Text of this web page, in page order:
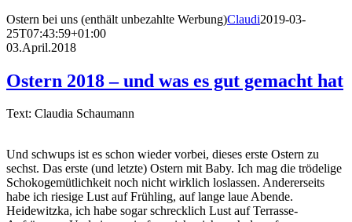
Ostern bei uns (enthält unbezahlte Werbung)Claudi2019-03-
25T07:43:59+01:00
03.April.2018
Ostern 2018 – und was es gut gemacht hat
Text: Claudia Schaumann
Und schwups ist es schon wieder vorbei, dieses erste Ostern zu
sechst. Das erste (und letzte) Ostern mit Baby. Ich mag die trödelige
Schokogemütlichkeit noch nicht wirklich loslassen. Andererseits
habe ich riesige Lust auf Frühling, auf lange laue Abende.
Heidewitzka, ich habe sogar schrecklich Lust auf Terrasse-